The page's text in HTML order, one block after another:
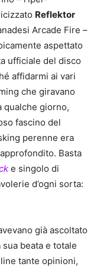
Reflektor
Arcade Fire –
aspettato
ufficiale del disco
affidarmi ai vari
che giravano
qualche giorno,
fascino del
perenne era
Basta
e singolo di
d’ogni sorta:
già ascoltato
beata e totale
tante opinioni,